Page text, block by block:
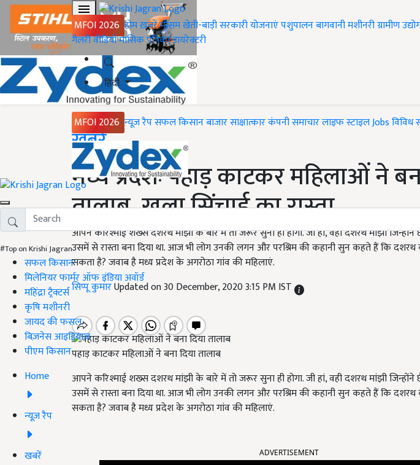
MFOI 2026 होमख़बरेंमौसमखेती-बाड़ीसरकारी योजनाएंपशुपालनबागवानीमशीनरीग्रामीण
गैलरीवीडियोमासिक पत्रिकाडायरेक्टरी
हिंदी
MFOI 2026 न्यूज़ रैपसफल किसानबाजारसाक्षात्कारकंपनी समाचारलाइफ स्टाइलJobsविविध
#Top on Krishi Jagran
सफल किसान
मिलेनियर फार्मर ऑफ इंडिया अवॉर्ड
महिंद्रा ट्रैक्टर्स
कृषि मशीनरी
जायद की फसल
बिज़नेस आइडियाज
पीएम किसान
Home
न्यूज़ रैप
खबरें
Home
ख़बरें
मध्य प्रदेशः पहाड़ काटकर महिलाओं ने
तालाब, खुला सिंचाई का रास्ता
आपने करिश्माई शख्स दशरथ मांझी के बारे में तो जरूर सुना ही होगा. जी हां, वही दशरथ मांझी
उसमें से रास्ता बना दिया था. आज भी लोग उनकी लगन और परश्रिम की कहानी सुन कहते हैं कि दशरथ
सकता है? जवाब है मध्य प्रदेश के अगरोठा गांव की महिलाएं.
सिप्पू कुमारUpdated on 30 December, 2020 3:15 PM IST
पहाड़ काटकर महिलाओं ने बना दिया तालाब
आपने करिश्माई शख्स दशरथ मांझी के बारे में तो जरूर सुना ही होगा. जी हां, वही दशरथ मांझी
उसमें से रास्ता बना दिया था. आज भी लोग उनकी लगन और परश्रिम की कहानी सुन कहते हैं कि दशरथ
सकता है? जवाब है मध्य प्रदेश के अगरोठा गांव की महिलाएं.
ADVERTISEMENT